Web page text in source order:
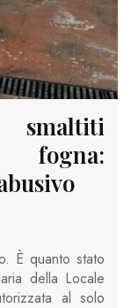
fogna:
È quanto stato
della Locale
al solo